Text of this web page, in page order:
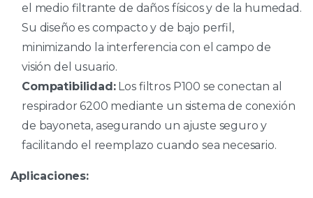
el medio filtrante de daños físicos y de la humedad.
Su diseño es compacto y de bajo perfil,
minimizando la interferencia con el campo de
visión del usuario.
Compatibilidad:Los filtros P100 se conectan al
respirador 6200 mediante un sistema de conexión
de bayoneta, asegurando un ajuste seguro y
facilitando el reemplazo cuando sea necesario.
Aplicaciones: